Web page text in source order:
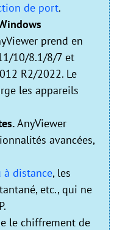
de port.
prend en
10/8.1/8/7 et
R2/2022. Le
les appareils
AnyViewer
avancées,
à distance, les
etc., qui ne
le chiffrement de